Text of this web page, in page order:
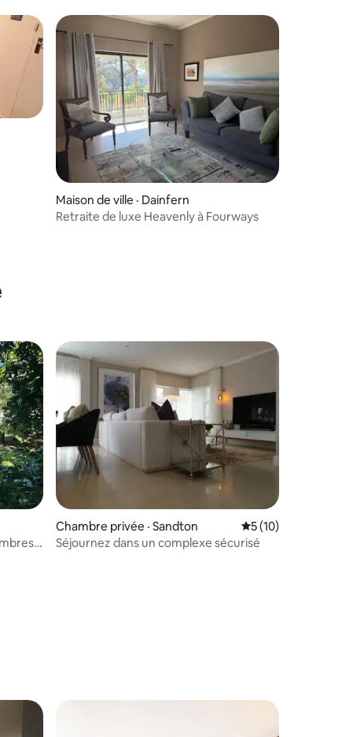
Maison de ville · Dainfern
Retraite de luxe Heavenly à Fourways
|
Chambre privée · Sandton Note moyenne de
5 (10)
Séjournez dans un complexe sécurisé